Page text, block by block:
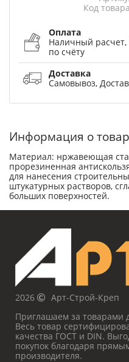
Код
Оплата
Наличный расчет,
по счёту
Доставка
Самовывоз,
Информация о
Материал: нржавеющая
прорезиненная
для нанесения
штукатурных растворов,
больших поверхностей.
2026
Арт-Строй-Креп
Приглашаем за товарами
Весь товар
качества ГОСТ и DIN.
покупок благодаря
производителя.